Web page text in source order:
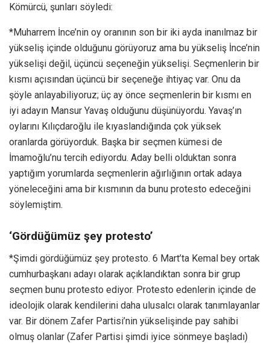
Kömürcü, şunları söyledi:
*Muharrem İnce’nin oy oranının son bir iki ayda inanılmaz bir
yükseliş içinde olduğunu görüyoruz ama bu yükseliş İnce’nin
yükselişi değil, üçüncü seçeneğin yükselişi. Seçmenlerin bir
kısmı açısından üçüncü bir seçeneğe ihtiyaç var. Onu da
şöyle anlayabiliyoruz; üç ay önce seçmenlerin bir kısmı en
iyi adayın Mansur Yavaş olduğunu düşünüyordu. Yavaş’ın
oylarını Kılıçdaroğlu ile kıyaslandığında çok yüksek
oranlarda görüyorduk. Başka bir seçmen kümesi de
İmamoğlu’nu tercih ediyordu. Aday belli olduktan sonra
yaptığım yorumlarda seçmenlerin ağırlığının ortak adaya
yöneleceğini ama bir kısmının da bunu protesto edeceğini
söylemiştim.
‘Gördüğümüz şey protesto’
*Şimdi gördüğümüz şey protesto. 6 Mart’ta Kemal bey ortak
cumhurbaşkanı adayı olarak açıklandıktan sonra bir grup
seçmen bunu protesto ediyor. Protesto edenlerin içinde de
ideolojik olarak kendilerini daha ulusalcı olarak tanımlayanlar
var. Bir dönem Zafer Partisi’nin yükselişinde pay sahibi
olmuş olanlar (Zafer Partisi şimdi iyice sönmeye başladı)